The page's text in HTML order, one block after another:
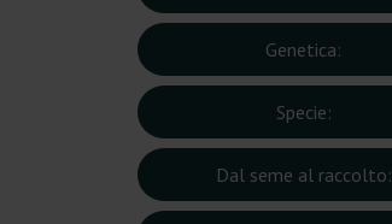
Genetica:
Specie:
Dal seme al raccolto: